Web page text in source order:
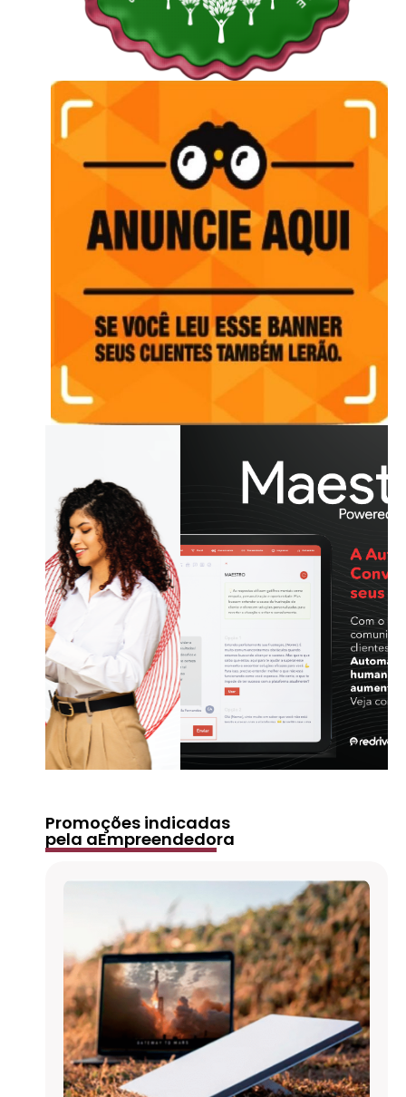
Promoções indicadas
pela aEmpreendedora